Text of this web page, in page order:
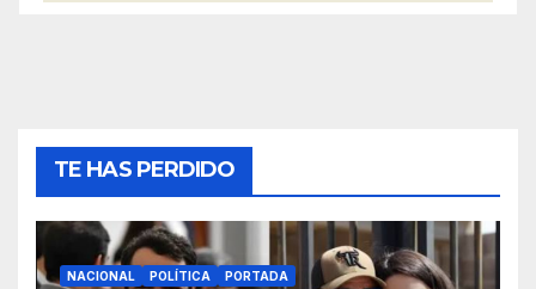
TE HAS PERDIDO
NACIONAL POLÍTICA PORTADA